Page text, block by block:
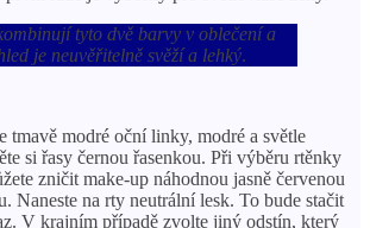
tyto dvě barvy v oblečení a
je neuvěřitelně svěží a lehký.
tmavě modré oční linky, modré a světle
si řasy černou řasenkou. Při výběru rtěnky
zničit make-up náhodnou jasně červenou
Naneste na rty neutrální lesk. To bude stačit
V krajním případě zvolte jiný odstín, který